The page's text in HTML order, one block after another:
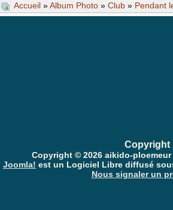
Accueil»Album Photo» Club» Pendant
Copyright
Copyright © 2026 aikido-
Joomla! est un Logiciel Libre diffusé
Nous signaler un